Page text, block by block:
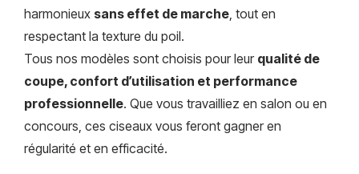
harmonieux sans effet de marche, tout en
respectant la texture du poil.
Tous nos modèles sont choisis pour leur qualité de
coupe, confort d’utilisation et performance
professionnelle. Que vous travailliez en salon ou en
concours, ces ciseaux vous feront gagner en
régularité et en efficacité.